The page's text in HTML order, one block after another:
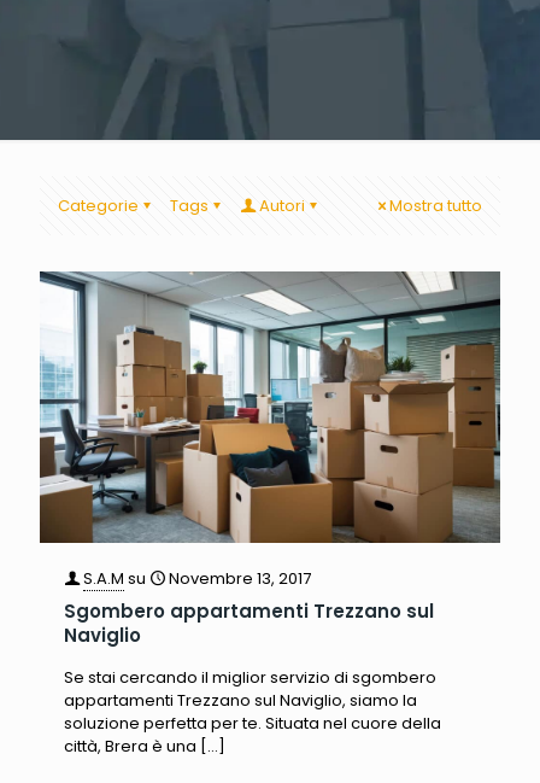
Categorie Tags Autori Mostra tutto
S.A.M su Novembre 13, 2017
Sgombero appartamenti Trezzano sul
Naviglio
Se stai cercando il miglior servizio di sgombero
appartamenti Trezzano sul Naviglio, siamo la
soluzione perfetta per te. Situata nel cuore della
città, Brera è una […]